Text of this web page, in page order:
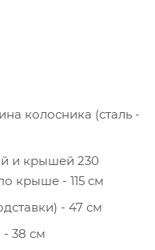
колосника (сталь -
и крышей 230
крыше - 115 см
- 47 см
38 см